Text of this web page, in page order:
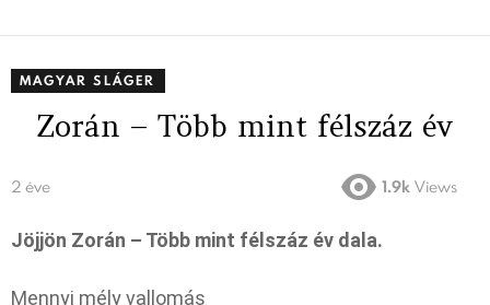
MAGYAR SLÁGER
Zorán – Több mint félszáz év
2 éve 1.9k Views
Jöjjön Zorán – Több mint félszáz év dala.
Mennyi mély vallomás